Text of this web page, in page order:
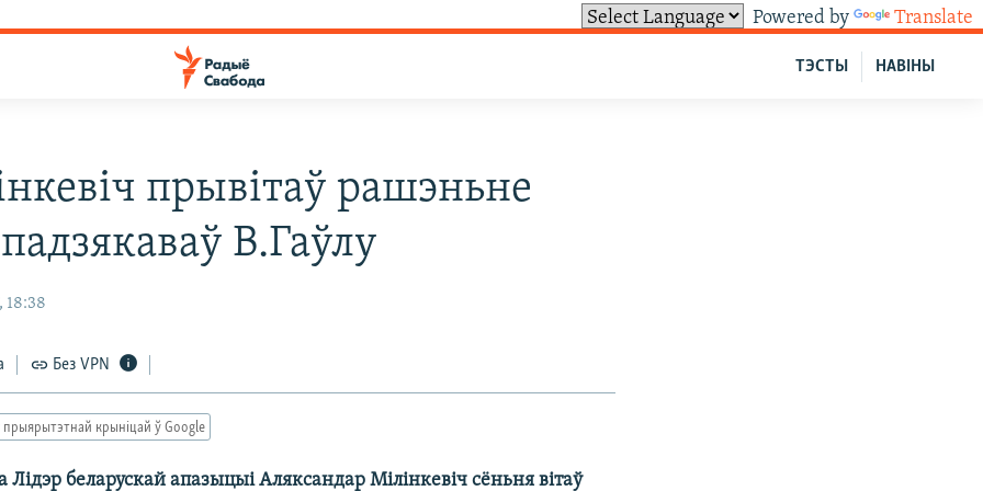
Powered by Translate
НАВІНЫ
ТЭСТЫ
прывітаў рашэньне
В.Гаўлу
18:38
Без VPN
прыярытэтнай крыніцай ў Google
Лідэр беларускай апазыцыі Аляксандар Мілінкевіч сёньня вітаў